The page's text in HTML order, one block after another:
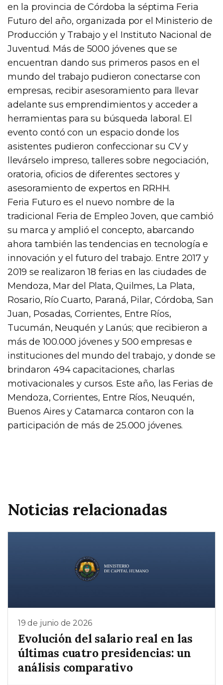
en la provincia de Córdoba la séptima Feria
Futuro del año, organizada por el Ministerio de
Producción y Trabajo y el Instituto Nacional de
Juventud. Más de 5000 jóvenes que se
encuentran dando sus primeros pasos en el
mundo del trabajo pudieron conectarse con
empresas, recibir asesoramiento para llevar
adelante sus emprendimientos y acceder a
herramientas para su búsqueda laboral. El
evento contó con un espacio donde los
asistentes pudieron confeccionar su CV y
llevárselo impreso, talleres sobre negociación,
oratoria, oficios de diferentes sectores y
asesoramiento de expertos en RRHH.
Feria Futuro es el nuevo nombre de la
tradicional Feria de Empleo Joven, que cambió
su marca y amplió el concepto, abarcando
ahora también las tendencias en tecnología e
innovación y el futuro del trabajo. Entre 2017 y
2019 se realizaron 18 ferias en las ciudades de
Mendoza, Mar del Plata, Quilmes, La Plata,
Rosario, Río Cuarto, Paraná, Pilar, Córdoba, San
Juan, Posadas, Corrientes, Entre Ríos,
Tucumán, Neuquén y Lanús; que recibieron a
más de 100.000 jóvenes y 500 empresas e
instituciones del mundo del trabajo, y donde se
brindaron 494 capacitaciones, charlas
motivacionales y cursos. Este año, las Ferias de
Mendoza, Corrientes, Entre Ríos, Neuquén,
Buenos Aires y Catamarca contaron con la
participación de más de 25.000 jóvenes.
Noticias relacionadas
19 de junio de 2026
Evolución del salario real en las
últimas cuatro presidencias: un
análisis comparativo